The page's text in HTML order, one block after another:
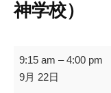
神学校）
一
日
9:15 am –4:00 pm
9月 22日